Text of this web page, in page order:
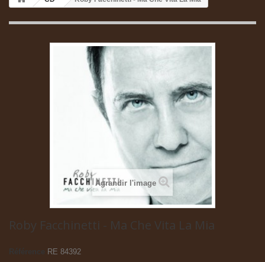
Agrandir l'image
Roby Facchinetti - Ma Che Vita La Mia
Référence
RE 84392